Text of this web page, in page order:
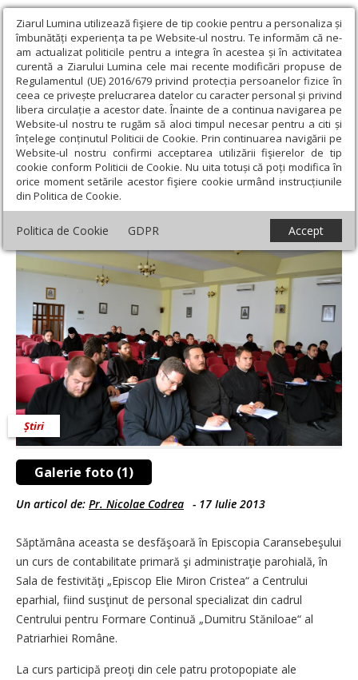
Ziarul Lumina utilizează fişiere de tip cookie pentru a personaliza și
îmbunătăți experiența ta pe Website-ul nostru. Te informăm că ne-
am actualizat politicile pentru a integra în acestea și în activitatea
curentă a Ziarului Lumina cele mai recente modificări propuse de
Regulamentul (UE) 2016/679 privind protecția persoanelor fizice în
ceea ce privește prelucrarea datelor cu caracter personal și privind
libera circulație a acestor date. Înainte de a continua navigarea pe
Website-ul nostru te rugăm să aloci timpul necesar pentru a citi și
înțelege conținutul Politicii de Cookie. Prin continuarea navigării pe
Website-ul nostru confirmi acceptarea utilizării fişierelor de tip
cookie conform Politicii de Cookie. Nu uita totuși că poți modifica în
orice moment setările acestor fişiere cookie urmând instrucțiunile
din Politica de Cookie.
Politica de Cookie GDPR Accept
Ziarul Lumina › Actualitate religioasă › Știri › Curs de
contabilitate în Episcopia Caransebeşului
Curs de contabilitate în Episcopia
Caransebeşului
Galerie foto (1)
Știri
Un articol de: Pr. Nicolae Codrea - 17 Iulie 2013
Săptămâna aceasta se desfăşoară în Episcopia Caransebeşului
un curs de contabilitate primară şi administraţie parohială, în
Sala de festivităţi „Episcop Elie Miron Cristea“ a Centrului
eparhial, fiind susţinut de personal specializat din cadrul
Centrului pentru Formare Continuă „Dumitru Stăniloae“ al
Patriarhiei Române.
La curs participă preoţi din cele patru protopopiate ale